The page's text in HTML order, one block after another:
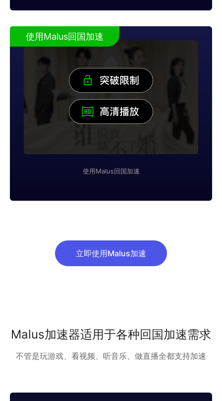
使用Malus回国加速
使用Malus回国加速
立即使用Malus加速
Malus加速器适用于各种回国加速需求
不管是玩游戏、看视频、听音乐、做直播全都支持加速